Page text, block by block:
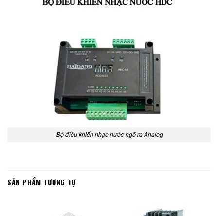
Bộ điều khiển nhạc nước ngõ ra Analog
SẢN PHẨM TƯƠNG TỰ